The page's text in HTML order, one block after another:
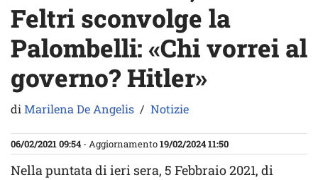
Feltri sconvolge la
Palombelli: «Chi vorrei al
governo? Hitler»
diMarilena De Angelis Notizie
06/02/2021 09:54 - Aggiornamento19/02/2024 11:50
Nella puntata di ieri sera, 5 Febbraio 2021, di